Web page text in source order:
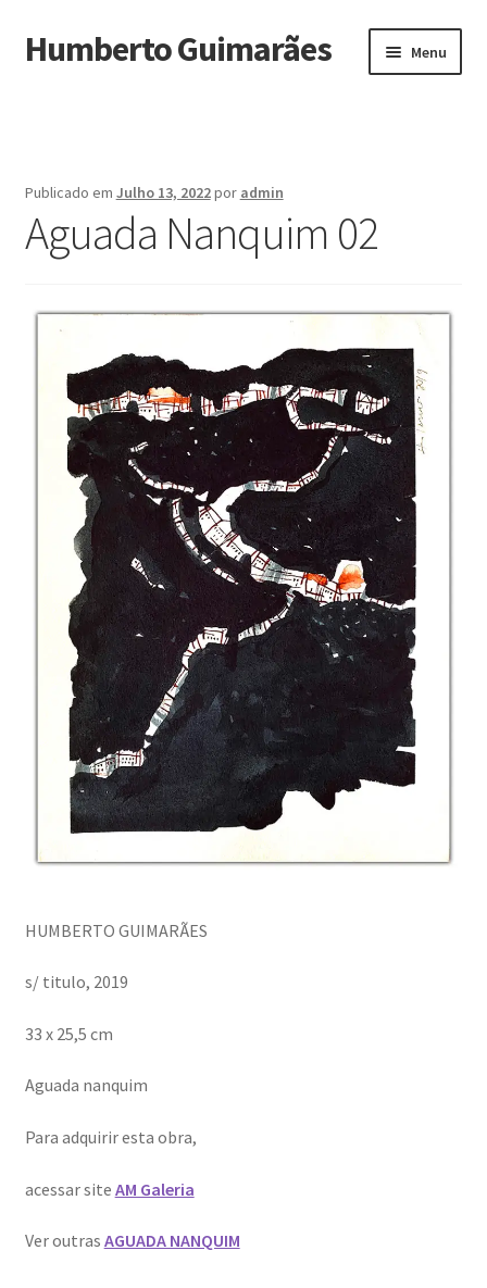
Ir
para
Saltar
para
Humberto Guimarães Menu
Obras
Noturnos
Depoimentos
Publicado em Julho 13, 2022por admin
Aguada Nanquim 02
HUMBERTO GUIMARÃES
s/ titulo, 2019
33 x 25,5 cm
Aguada nanquim
Para adquirir esta obra,
acessar site AM Galeria
Ver outras AGUADA NANQUIM